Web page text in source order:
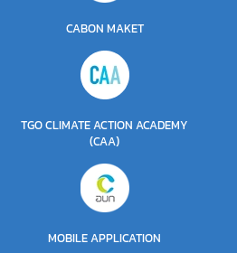
CABON MAKET
TGO CLIMATE ACTION ACADEMY
(CAA)
MOBILE APPLICATION